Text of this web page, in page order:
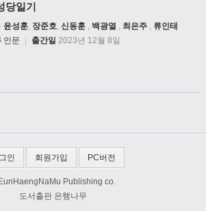
당일기
윤성훈, 장준호, 신동훈 , 백광열 , 최은주 , 류인태
인문 출간일 2023년 12월 8일
인 회원가입 PC버전
Publishing co.
도서출판 은행나무